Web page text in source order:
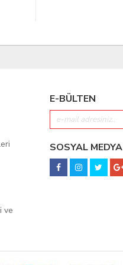
ve
E-BÜLTEN
SOSYAL MEDYA